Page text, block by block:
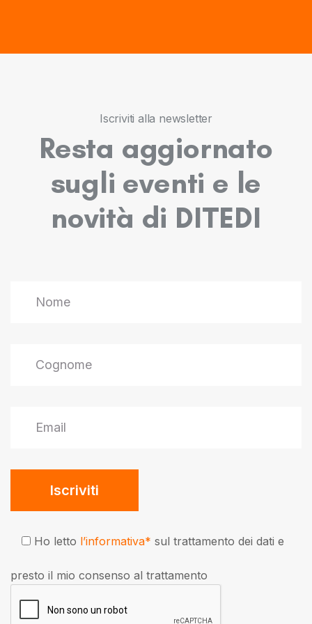
Iscriviti alla newsletter
Resta aggiornato
sugli eventi e le
novità di DITEDI
Ho letto l’informativa* sul trattamento dei dati e
presto il mio consenso al trattamento